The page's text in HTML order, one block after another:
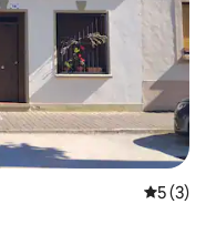
5 de
5 (3)